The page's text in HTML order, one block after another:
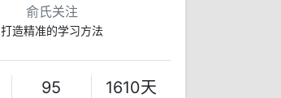
俞氏关注
打造精准的学习方法
95 1610天